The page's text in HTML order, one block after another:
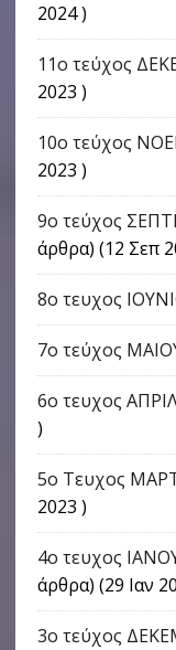
2024 )
11ο τεύχος
2023 )
10ο τεύχος
2023 )
9o τεύχος
άρθρα) (12 Σεπ
8ο τευχος
7ο τεύχος
6ο τευχος
)
5ο Τευχος
2023 )
4o τευχος
άρθρα) (29 Ιαν
3ο τεύχος